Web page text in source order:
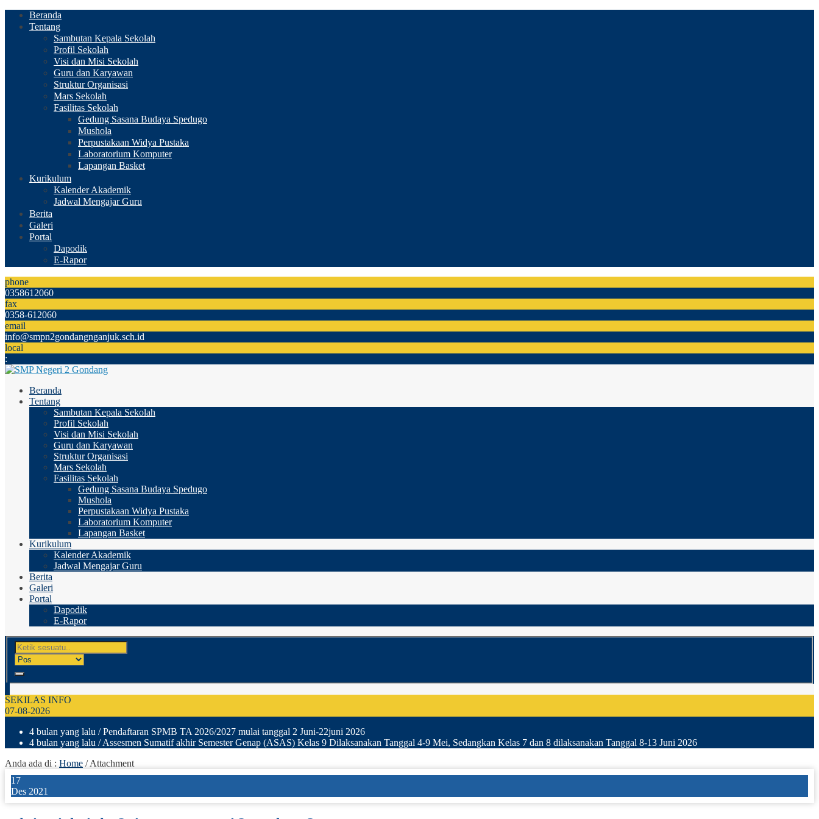
Beranda
Tentang
Sambutan Kepala Sekolah
Profil Sekolah
Visi dan Misi Sekolah
Guru dan Karyawan
Struktur Organisasi
Mars Sekolah
Fasilitas Sekolah
Gedung Sasana Budaya Spedugo
Mushola
Perpustakaan Widya Pustaka
Laboratorium Komputer
Lapangan Basket
Kurikulum
Kalender Akademik
Jadwal Mengajar Guru
Berita
Galeri
Portal
Dapodik
E-Rapor
phone
0358612060
fax
0358-612060
email
info@smpn2gondangnganjuk.sch.id
local
:
Beranda
Tentang
Sambutan Kepala Sekolah
Profil Sekolah
Visi dan Misi Sekolah
Guru dan Karyawan
Struktur Organisasi
Mars Sekolah
Fasilitas Sekolah
Gedung Sasana Budaya Spedugo
Mushola
Perpustakaan Widya Pustaka
Laboratorium Komputer
Lapangan Basket
Kurikulum
Kalender Akademik
Jadwal Mengajar Guru
Berita
Galeri
Portal
Dapodik
E-Rapor
SEKILAS INFO
07-08-2026
4 bulan yang lalu / Pendaftaran SPMB TA 2026/2027 mulai tanggal 2 Juni-22juni 2026
4 bulan yang lalu / Assesmen Sumatif akhir Semester Genap (ASAS) Kelas 9 Dilaksanakan Tanggal 4-9 Mei, Sedangkan Kelas 7 dan 8 dilaksanakan Tanggal 8-13 Juni 2026
Anda ada di : Home / Attachment
17
Des 2021